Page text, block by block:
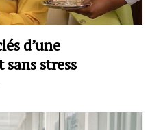
d’une
stress